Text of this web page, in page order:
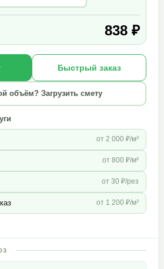
838 ₽
Быстрый заказ
объём? Загрузить смету
от 2 000 ₽/м³
от 800 ₽/м²
от 30 ₽/рез
от 1 200 ₽/м³